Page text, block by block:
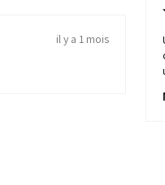
il y a 1 mois